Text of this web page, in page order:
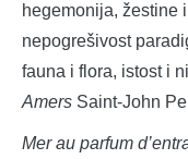
hegemonija, žestine
nepogrešivost
fauna i flora, istost i
Amers Saint-John
Mer au parfum